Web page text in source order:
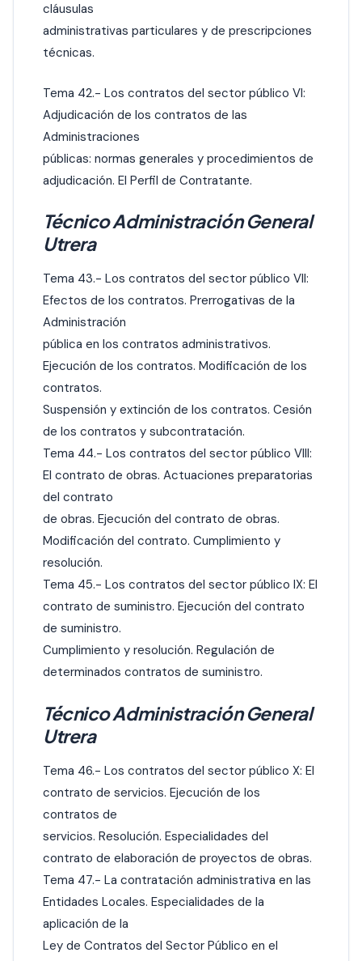
cláusulas
administrativas particulares y de prescripciones
técnicas.
Tema 42.- Los contratos del sector público VI:
Adjudicación de los contratos de las
Administraciones
públicas: normas generales y procedimientos de
adjudicación. El Perfil de Contratante.
Técnico Administración General
Utrera
Tema 43.- Los contratos del sector público VII:
Efectos de los contratos. Prerrogativas de la
Administración
pública en los contratos administrativos.
Ejecución de los contratos. Modificación de los
contratos.
Suspensión y extinción de los contratos. Cesión
de los contratos y subcontratación.
Tema 44.- Los contratos del sector público VIII:
El contrato de obras. Actuaciones preparatorias
del contrato
de obras. Ejecución del contrato de obras.
Modificación del contrato. Cumplimiento y
resolución.
Tema 45.- Los contratos del sector público IX: El
contrato de suministro. Ejecución del contrato
de suministro.
Cumplimiento y resolución. Regulación de
determinados contratos de suministro.
Técnico Administración General
Utrera
Tema 46.- Los contratos del sector público X: El
contrato de servicios. Ejecución de los
contratos de
servicios. Resolución. Especialidades del
contrato de elaboración de proyectos de obras.
Tema 47.- La contratación administrativa en las
Entidades Locales. Especialidades de la
aplicación de la
Ley de Contratos del Sector Público en el